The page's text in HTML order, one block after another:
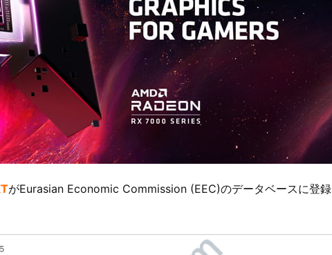
がEurasian Economic Commission (EEC)のデータベースに登録